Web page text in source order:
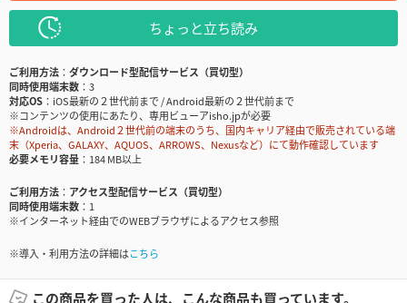
ちょっと立ち読み
ご利用方法
ダウンロード型配信サービス（買切型）
同時使用端末数
3
対応OS
iOS最新の２世代前まで / Android最新の２世代前まで
※コンテンツの使用にあたり、専用ビューアisho.jpが必要
※Androidは、Android２世代前の端末のうち、国内キャリア経由で販売されている端
末（Xperia、GALAXY、AQUOS、ARROWS、Nexusなど）にて動作確認しています
必要メモリ容量
184 MB以上
ご利用方法
アクセス型配信サービス（買切型）
同時使用端末数
1
※インターネット経由でのWEBブラウザによるアクセス参照
※導入・利用方法の詳細はこちら
この商品を買った人は、こんな商品も買っています。